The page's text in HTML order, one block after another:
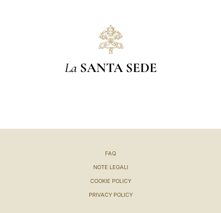
La SANTA SEDE
FAQ
NOTE LEGALI
COOKIE POLICY
PRIVACY POLICY